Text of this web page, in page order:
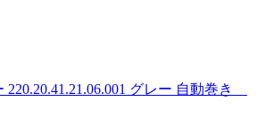
220.20.41.21.06.001 グレー 自動巻き